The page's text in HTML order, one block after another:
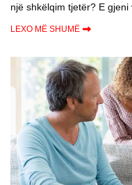
një shkëlqim tjetër? E gjeni
LEXO MË SHUMË